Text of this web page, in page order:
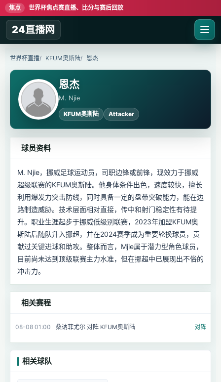
焦点 世界杯焦点赛直播、比分与赛后回放
24直播网
世界杯直播 KFUM奥斯陆 恩杰
恩杰
M. Njie
KFUM奥斯陆 Attacker
球员资料
M. Njie，挪威足球运动员，司职边锋或前锋，现效力于挪威
超级联赛的KFUM奥斯陆。他身体条件出色，速度较快，擅长
利用爆发力突击防线，同时具备一定的盘带突破能力，能在边
路制造威胁。技术层面相对直接，传中和射门稳定性有待提
升。职业生涯起步于挪威低级别联赛，2023年加盟KFUM奥
斯陆后随队升入挪超，并在2024赛季成为重要轮换球员，贡
献过关键进球和助攻。整体而言，Mjie属于潜力型角色球员，
目前尚未达到顶级联赛主力水准，但在挪超中已展现出不俗的
冲击力。
相关赛程
08-08 01:00 桑讷菲尤尔 对阵 KFUM奥斯陆 对阵
相关球队